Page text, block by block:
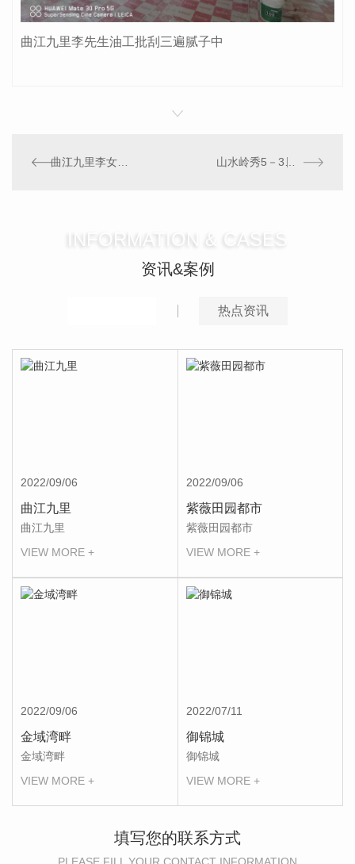
曲江九里李先生油工批刮三遍腻子中
曲江九里李女士等待粘贴壁布中
INFORMATION & CASES
资讯&案例
热点资讯
2022/09/06
曲江九里
曲江九里
VIEW MORE +
2022/09/06
紫薇田园都市
紫薇田园都市
VIEW MORE +
2022/09/06
金域湾畔
金域湾畔
VIEW MORE +
2022/07/11
御锦城
御锦城
VIEW MORE +
填写您的联系方式